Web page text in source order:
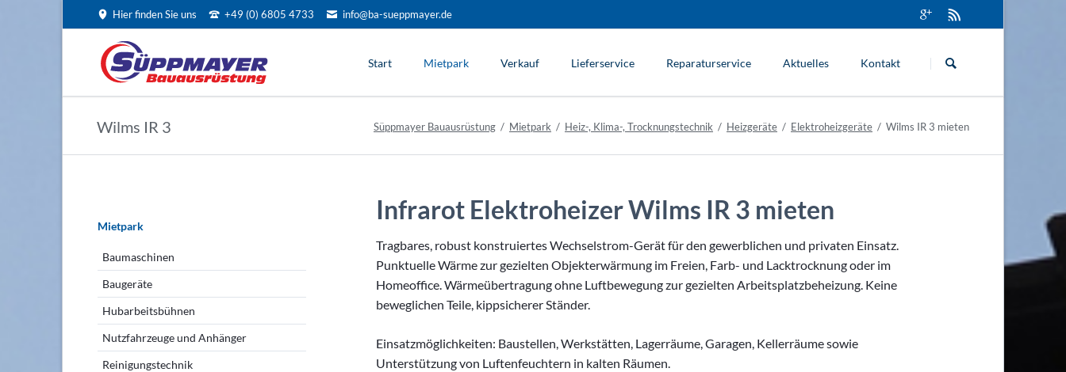
Hier finden Sie uns +49 (0) 6805 4733 info@ba-sueppmayer.de
überspringen
Start Mietpark
Heizgeräte
Verkauf Lieferservice Reparaturservice Aktuelles Kontakt
Wilms IR 3 Süppmayer Bauausrüstung Mietpark Heiz-, Klima-, Trocknungstechnik Heizgeräte Elektroheizgeräte Wilms IR 3 mieten
Infrarot Elektroheizer Wilms IR 3 mieten
Tragbares, robust konstruiertes Wechselstrom-Gerät für den gewerblichen und privaten Einsatz.
Punktuelle Wärme zur gezielten Objekterwärmung im Freien, Farb- und Lacktrocknung oder im
Homeoffice. Wärmeübertragung ohne Luftbewegung zur gezielten Arbeitsplatzbeheizung. Keine
beweglichen Teile, kippsicherer Ständer.
Einsatzmöglichkeiten: Baustellen, Werkstätten, Lagerräume, Garagen, Kellerräume sowie
Unterstützung von Luftenfeuchtern in kalten Räumen.
überspringen
Mietpark
Baumaschinen
Baugeräte
Hubarbeitsbühnen
Nutzfahrzeuge und Anhänger
Reinigungstechnik